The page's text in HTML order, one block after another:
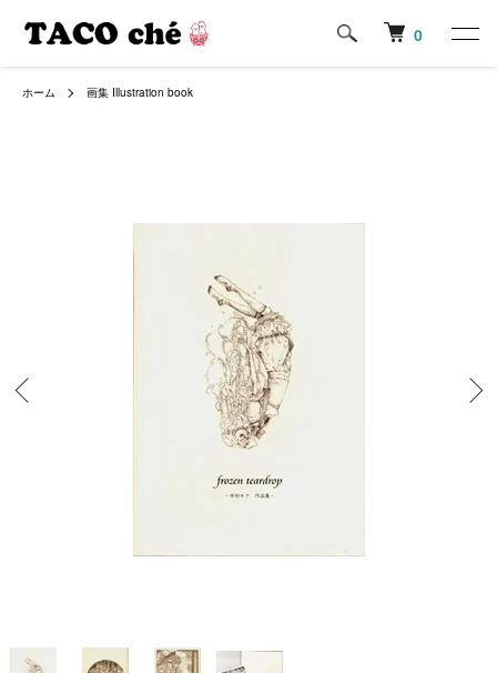
0
ホーム 画集 Illustration book